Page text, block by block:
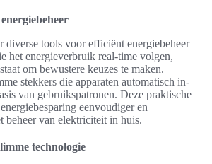
diverse tools voor efficiënt energiebeheer
het energieverbruik real-time volgen,
om bewustere keuzes te maken.
stekkers die apparaten automatisch in-
van gebruikspatronen. Deze praktische
eenvoudiger en
beheer van elektriciteit in huis.
technologie